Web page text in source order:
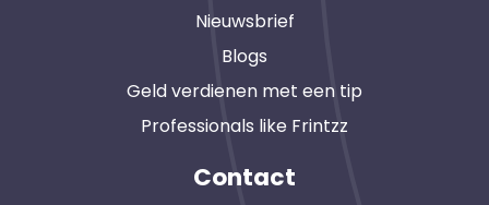
Nieuwsbrief
Blogs
Geld verdienen met een tip
Professionals like Frintzz
Contact